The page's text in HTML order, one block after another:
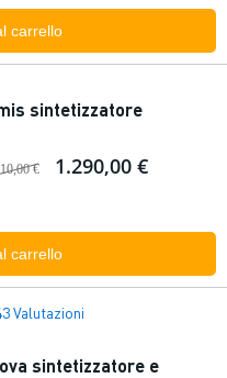
carrello
sintetizzatore
€ 1.290,00 €
carrello
Valutazioni
sintetizzatore e